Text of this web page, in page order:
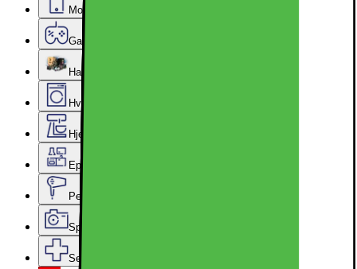
Mobil, Tablet & Smartwatch
Gaming
Hardware
Hvidevarer
Hjem, Rengøring & Køkkenudstyr
Epoq køkken & bryggers
Personlig pleje, Skønhed & Velvære
Sport, Fritid & Hobby
Services & tilbehør